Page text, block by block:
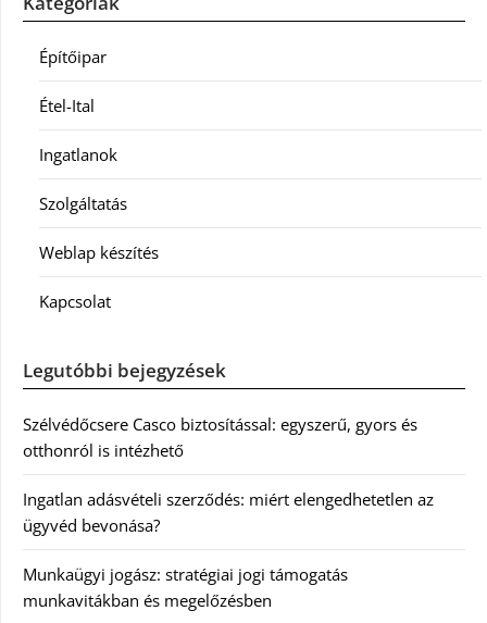
Építőipar
Étel-Ital
Ingatlanok
Szolgáltatás
Weblap készítés
Kapcsolat
Legutóbbi bejegyzések
Szélvédőcsere Casco biztosítással: egyszerű, gyors és
otthonról is intézhető
Ingatlan adásvételi szerződés: miért elengedhetetlen az
ügyvéd bevonása?
Munkaügyi jogász: stratégiai jogi támogatás
munkavitákban és megelőzésben